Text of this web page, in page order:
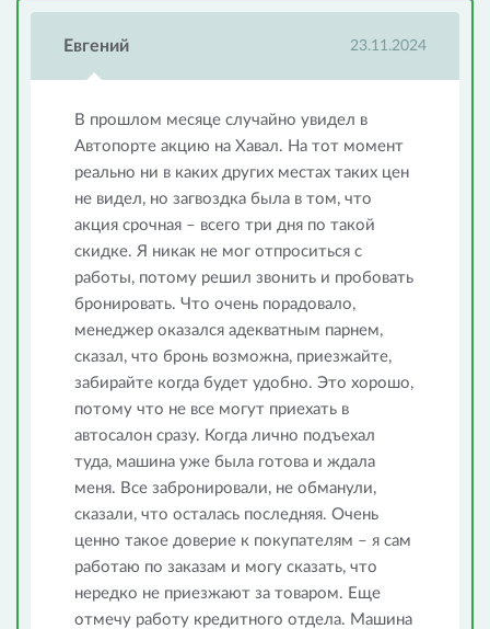
Евгений 23.11.2024
В прошлом месяце случайно увидел в
Автопорте акцию на Хавал. На тот момент
реально ни в каких других местах таких цен
не видел, но загвоздка была в том, что
акция срочная – всего три дня по такой
скидке. Я никак не мог отпроситься с
работы, потому решил звонить и пробовать
бронировать. Что очень порадовало,
менеджер оказался адекватным парнем,
сказал, что бронь возможна, приезжайте,
забирайте когда будет удобно. Это хорошо,
потому что не все могут приехать в
автосалон сразу. Когда лично подъехал
туда, машина уже была готова и ждала
меня. Все забронировали, не обманули,
сказали, что осталась последняя. Очень
ценно такое доверие к покупателям – я сам
работаю по заказам и могу сказать, что
нередко не приезжают за товаром. Еще
отмечу работу кредитного отдела. Машина